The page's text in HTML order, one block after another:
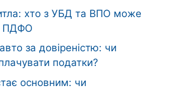
хто з УБД та ВПО може
ПДФО
за довіреністю: чи
податки?
основним: чи